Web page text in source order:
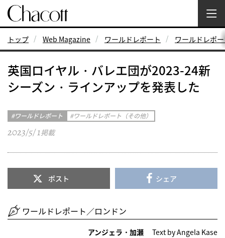
トップ Web Magazine ワールドレポート ワールドレポ
英国ロイヤル・バレエ団が2023-24新
シーズン・ラインアップを発表した
ワールドレポート ワールドレポート（その他）
2023/5/ 1掲載
ポスト シェア
ワールドレポート／ロンドン
アンジェラ・加瀬 Text by Angela Kase